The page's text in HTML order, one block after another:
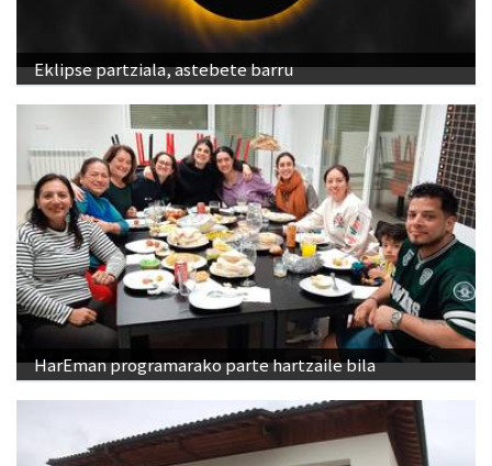
Eklipse partziala, astebete barru
HarEman programarako parte hartzaile bila